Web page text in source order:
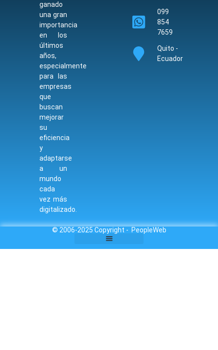
ganado
una gran
importancia
en los
últimos
años,
especialmente
para las
empresas
que
buscan
mejorar
su
eficiencia
y
adaptarse
a un
mundo
cada
vez más
digitalizado.
099
854
7659
Quito -
Ecuador
© 2006-2025 Copyright - PeopleWeb